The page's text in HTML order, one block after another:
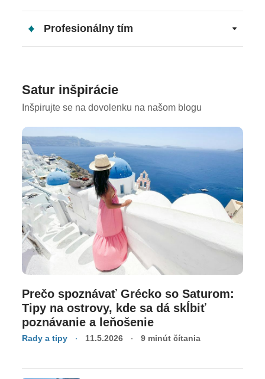
Profesionálny tím
Satur inšpirácie
Inšpirujte se na dovolenku na našom blogu
Prečo spoznávať Grécko so Saturom:
Tipy na ostrovy, kde sa dá skĺbiť
poznávanie a leňošenie
Rady a tipy 11.5.2026 9 minút čítania